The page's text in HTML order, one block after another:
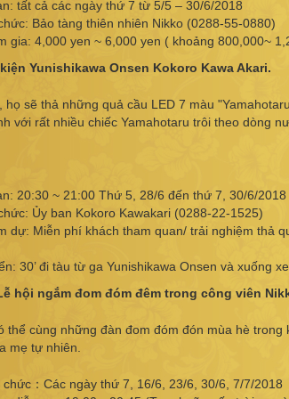
tất cả các ngày thứ 7 từ 5/5 – 30/6/2018
Bảo tàng thiên nhiên Nikko (0288-55-0880)
gia: 4,000 yen ~ 6,000 yen ( khoảng 800,000~
Yunishikawa Onsen Kokoro Kawa Akari.
họ sẽ thả những quả cầu LED 7 màu
với rất nhiều chiếc Yamahotaru trôi theo dòng
20:30 ~ 21:00 Thứ 5, 28/6 đến thứ 7, 30/6/2018
Ủy ban Kokoro Kawakari (0288-22-1525)
dự: Miễn phí khách tham quan/ trải nghiệm thả
30’ đi tàu từ ga Yunishikawa Onsen và xuống
hội ngắm đom đóm đêm trong công viên
thể cùng những đàn đom đóm đón mùa hè
mẹ tự nhiên.
chức：Các ngày thứ 7, 16/6, 23/6, 30/6, 7/7/2018